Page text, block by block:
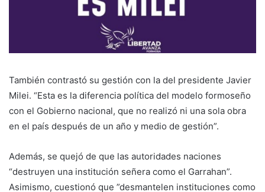
También contrastó su gestión con la del presidente Javier
Milei. “Esta es la diferencia política del modelo formoseño
con el Gobierno nacional, que no realizó ni una sola obra
en el país después de un año y medio de gestión”.
Además, se quejó de que las autoridades naciones
“destruyen una institución señera como el Garrahan”.
Asimismo, cuestionó que ”desmantelen instituciones como